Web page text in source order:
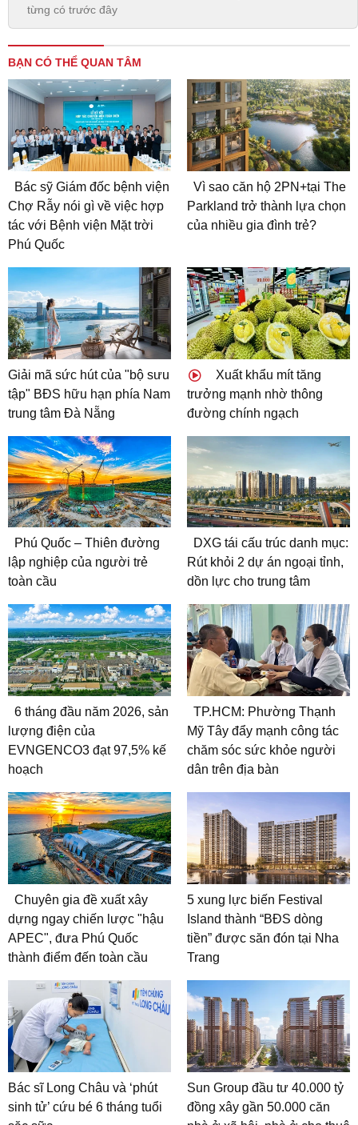
từng có trước đây
BẠN CÓ THỂ QUAN TÂM
Bác sỹ Giám đốc bệnh viện
Chợ Rẫy nói gì về việc hợp
tác với Bệnh viện Mặt trời
Phú Quốc
Vì sao căn hộ 2PN+tại The
Parkland trở thành lựa chọn
của nhiều gia đình trẻ?
Giải mã sức hút của "bộ sưu
tập" BĐS hữu hạn phía Nam
trung tâm Đà Nẵng
Xuất khẩu mít tăng
trưởng mạnh nhờ thông
đường chính ngạch
Phú Quốc – Thiên đường
lập nghiệp của người trẻ
toàn cầu
DXG tái cấu trúc danh mục:
Rút khỏi 2 dự án ngoại tỉnh,
dồn lực cho trung tâm
6 tháng đầu năm 2026, sản
lượng điện của
EVNGENCO3 đạt 97,5% kế
hoạch
TP.HCM: Phường Thạnh
Mỹ Tây đẩy mạnh công tác
chăm sóc sức khỏe người
dân trên địa bàn
Chuyên gia đề xuất xây
dựng ngay chiến lược "hậu
APEC", đưa Phú Quốc
thành điểm đến toàn cầu
5 xung lực biến Festival
Island thành “BĐS dòng
tiền” được săn đón tại Nha
Trang
Bác sĩ Long Châu và ‘phút
sinh tử’ cứu bé 6 tháng tuổi
Sun Group đầu tư 40.000 tỷ
đồng xây gần 50.000 căn